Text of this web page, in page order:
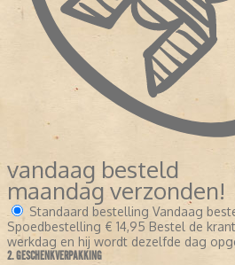
vandaag besteld
maandag verzonden!
Standaard bestelling Vandaag
Spoedbestelling € 14,95 Bestel de
werkdag en hij wordt dezelfde dag
2. GESCHENKVERPAKKING